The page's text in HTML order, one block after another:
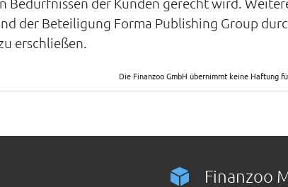
der Beteiligung Forma Publishing Group
erschließen.
Die Finanzoo GmbH übernimmt keine Haftung
Finanzoo